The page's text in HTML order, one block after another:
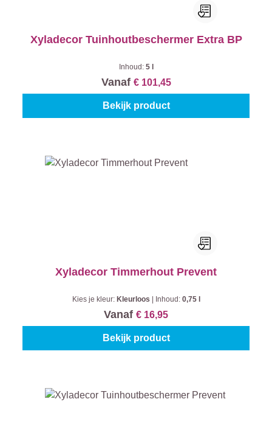
Xyladecor Tuinhoutbeschermer Extra BP
Inhoud: 5 l
Vanaf € 101,45
Bekijk product
Xyladecor Timmerhout Prevent
Kies je kleur: Kleurloos Inhoud: 0,75 l
Vanaf € 16,95
Bekijk product